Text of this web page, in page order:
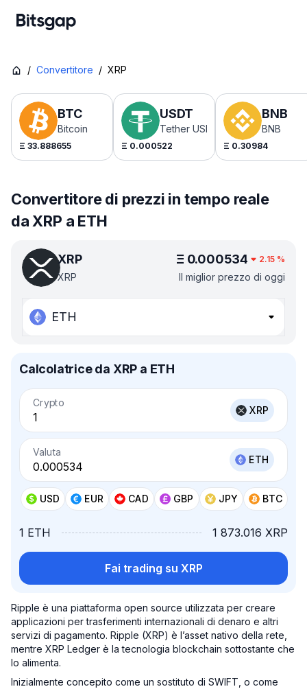
/ Convertitore / XRP
BTC
Bitcoin
Ξ 33.888655
USDT
Tether USDt
Ξ 0.000522
BNB
BNB
Ξ 0.30984
Convertitore di prezzi in tempo reale
da XRP a ETH
XRP
XRP
Ξ 0.000534 2.15 %
Il miglior prezzo di oggi
ETH
Calcolatrice da XRP a ETH
Crypto
XRP
Valuta
ETH
USD EUR CAD GBP JPY BTC
1 ETH 1 873.016 XRP
Fai trading su XRP
Ripple è una piattaforma open source utilizzata per creare
applicazioni per trasferimenti internazionali di denaro e altri
servizi di pagamento. Ripple (XRP) è l’asset nativo della rete,
mentre XRP Ledger è la tecnologia blockchain sottostante che
lo alimenta.
Inizialmente concepito come un sostituto di SWIFT, o come